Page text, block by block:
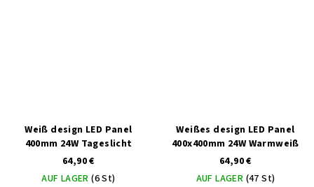
Weiß design LED Panel
400mm 24W Tageslicht
64,90 €
AUF LAGER(6 St)
Weißes design LED Panel
400x400mm 24W Warmweiß
64,90 €
AUF LAGER (47 St)